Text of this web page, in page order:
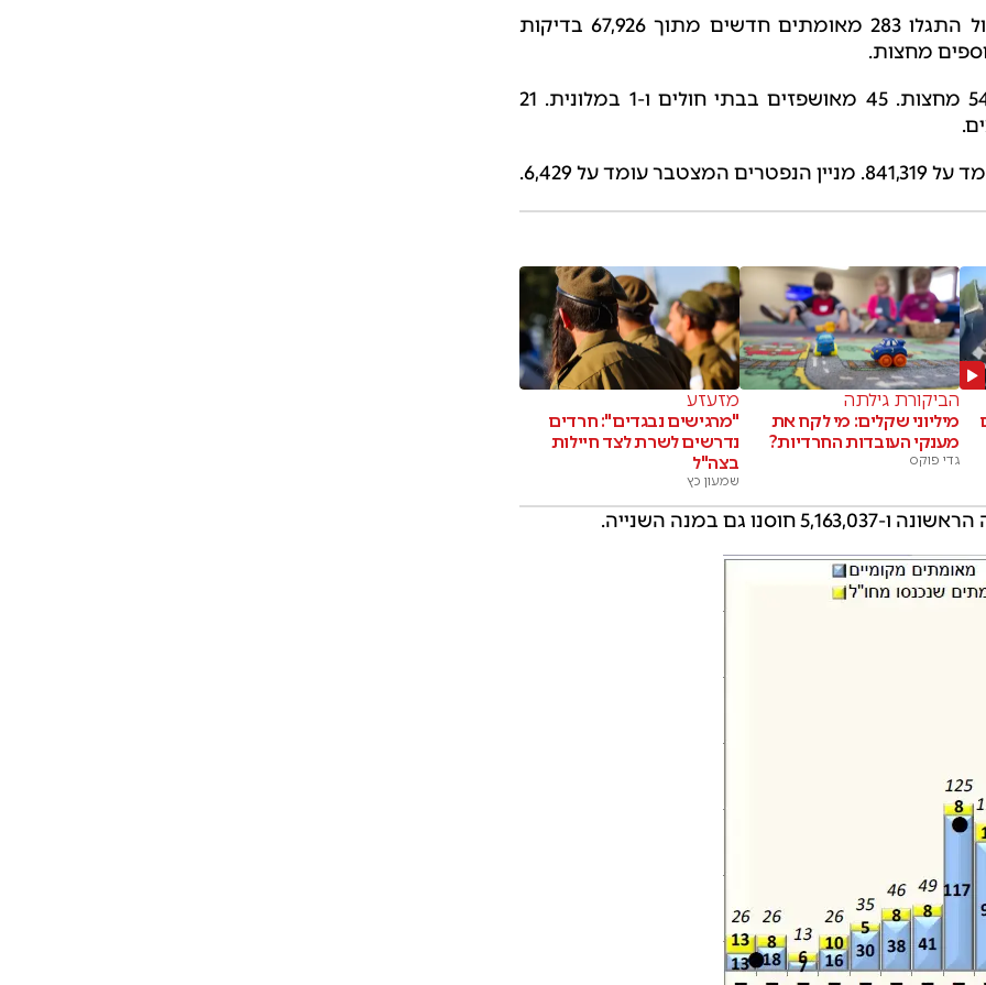
משרד הבריאות מעדכן הבוקר (שלישי), כי אתמול התגלו 283 מאומתים חדשים מתוך 67,926 בדיקות
מניין החולים הפעילים בישראל עומד על 1,537, 54 מחצות. 45 מאושפזים בבתי חולים ו-1 במלונית. 21
על 6,429.
הביקורת גילתה
מיליוני שקלים: מי לקח את
מענקי העובדות החרדיות?
גדי פוקס
מזעזע
"מרגישים נבגדים": חרדים
נדרשים לשרת לצד חיילות
בצה"ל
שמעון כץ